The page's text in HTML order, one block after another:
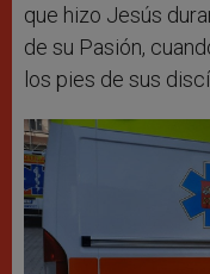
que hizo Jesús
de su Pasión,
los pies de sus